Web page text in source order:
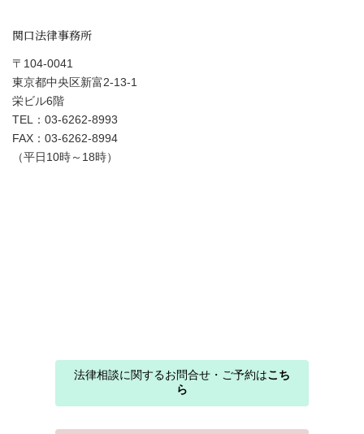
関口法律事務所
〒104-0041
東京都中央区新富2-13-1
栄ビル6階
TEL：03-6262-8993
FAX：03-6262-8994
（平日10時～18時）
法律相談に関するお問合せ・ご予約はこち
ら